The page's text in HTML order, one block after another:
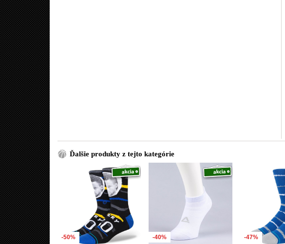
Ďalšie produkty z tejto kategórie
-50% -40% -47%